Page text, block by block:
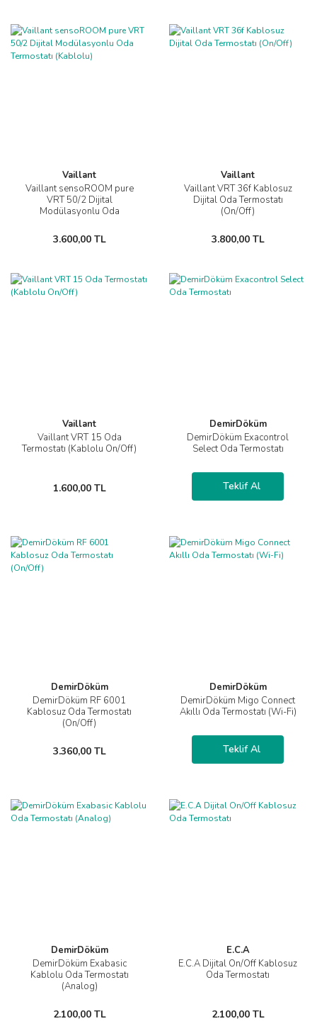
Vaillant
Vaillant sensoROOM pure
VRT 50/2 Dijital
Modülasyonlu Oda
3.600,00 TL
Vaillant
Vaillant VRT 36f Kablosuz
Dijital Oda Termostatı
(On/Off)
3.800,00 TL
Vaillant
Vaillant VRT 15 Oda
Termostatı (Kablolu On/Off)
1.600,00 TL
DemirDöküm
DemirDöküm Exacontrol
Select Oda Termostatı
Teklif Al
DemirDöküm
DemirDöküm RF 6001
Kablosuz Oda Termostatı
(On/Off)
3.360,00 TL
DemirDöküm
DemirDöküm Migo Connect
Akıllı Oda Termostatı (Wi-Fi)
Teklif Al
DemirDöküm
DemirDöküm Exabasic
Kablolu Oda Termostatı
(Analog)
2.100,00 TL
E.C.A
E.C.A Dijital On/Off Kablosuz
Oda Termostatı
2.100,00 TL